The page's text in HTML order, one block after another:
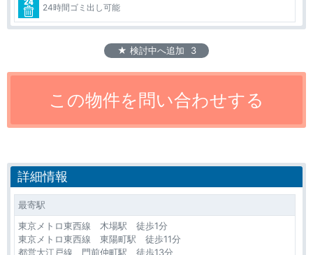
24時間ゴミ出し可能
★ 検討中へ追加 3
詳細情報
最寄駅
東京メトロ東西線 木場駅 徒歩1分
東京メトロ東西線 東陽町駅 徒歩11分
都営大江戸線 門前仲町駅 徒歩13分